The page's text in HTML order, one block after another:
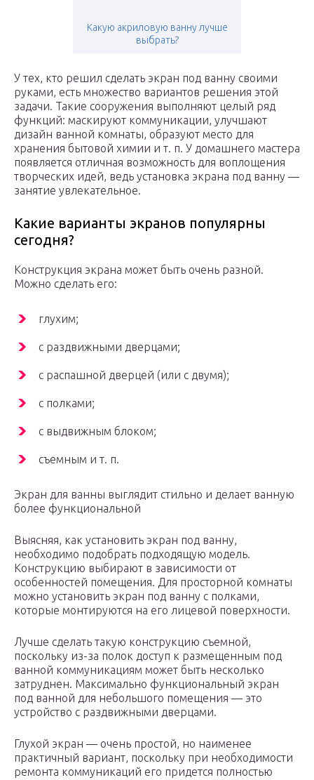
Какую акриловую ванну лучше
выбрать?
У тех, кто решил сделать экран под ванну своими
руками, есть множество вариантов решения этой
задачи. Такие сооружения выполняют целый ряд
функций: маскируют коммуникации, улучшают
дизайн ванной комнаты, образуют место для
хранения бытовой химии и т. п. У домашнего мастера
появляется отличная возможность для воплощения
творческих идей, ведь установка экрана под ванну —
занятие увлекательное.
Какие варианты экранов популярны
сегодня?
Конструкция экрана может быть очень разной.
Можно сделать его:
глухим;
с раздвижными дверцами;
с распашной дверцей (или с двумя);
с полками;
с выдвижным блоком;
съемным и т. п.
Экран для ванны выглядит стильно и делает ванную
более функциональной
Выясняя, как установить экран под ванну,
необходимо подобрать подходящую модель.
Конструкцию выбирают в зависимости от
особенностей помещения. Для просторной комнаты
можно установить экран под ванну с полками,
которые монтируются на его лицевой поверхности.
Лучше сделать такую конструкцию съемной,
поскольку из-за полок доступ к размещенным под
ванной коммуникациям может быть несколько
затруднен. Максимально функциональный экран
под ванной для небольшого помещения — это
устройство с раздвижными дверцами.
Глухой экран — очень простой, но наименее
практичный вариант, поскольку при необходимости
ремонта коммуникаций его придется полностью